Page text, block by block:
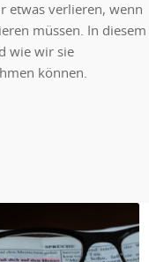
etwas verlieren, wenn
müssen. In diesem
wie wir sie
können.